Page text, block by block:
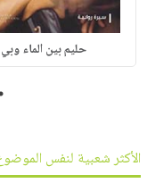
حليم بين الماء وبي
الأكثر شعبية لنفس